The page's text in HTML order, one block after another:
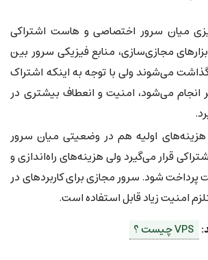
میان سرور اختصاصی و هاست اشتراکی
مجازی‌سازی، منابع فیزیکی سرور بین
می‌شوند ولی با توجه به اینکه اشتراک
انجام می‌شود، امنیت و انعطاف بیشتری در
اولیه هم در وضعیتی میان سرور
قرار می‌گیرد ولی هزینه‌های راه‌اندازی و
شود. سرور مجازی برای کاربردهای در
امنیت زیاد قابل استفاده است.
VPS چیست ؟